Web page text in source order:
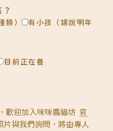
類）
有小孩（請說明年
目前正在養
歡迎加入咪咪醬貓坊 官
片與我們詢問，將由專人